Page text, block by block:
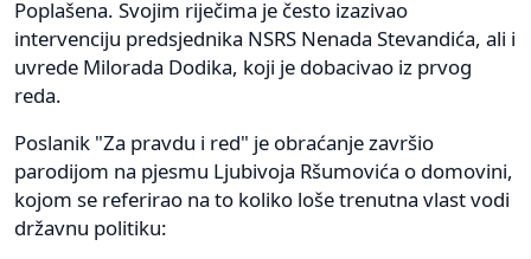
Poplašena. Svojim riječima je često izazivao
intervenciju predsjednika NSRS Nenada Stevandića, ali i
uvrede Milorada Dodika, koji je dobacivao iz prvog
reda.
Poslanik "Za pravdu i red" je obraćanje završio
parodijom na pjesmu Ljubivoja Ršumovića o domovini,
kojom se referirao na to koliko loše trenutna vlast vodi
državnu politiku: